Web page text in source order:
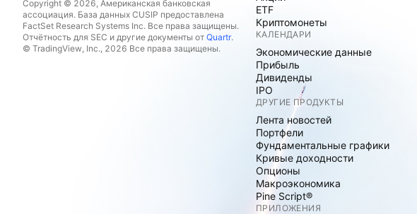
Copyright © 2026, Американская банковская
ассоциация. База данных CUSIP предоставлена
FactSet Research Systems Inc. Все права защищены.
Отчётность для SEC и другие документы от Quartr.
© TradingView, Inc., 2026 Все права защищены.
ETF
Криптомонеты
КАЛЕНДАРИ
Экономические данные
Прибыль
Дивиденды
IPO
ДРУГИЕ ПРОДУКТЫ
Лента новостей
Портфели
Фундаментальные графики
Кривые доходности
Опционы
Макроэкономика
Pine Script®
ПРИЛОЖЕНИЯ